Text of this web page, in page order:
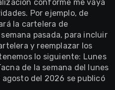
conforme me vaya
Por ejemplo, de
la cartelera de
pasada, para incluir
y reemplazar los
lo siguiente: Lunes
de la semana del lunes
del 2026 se publicó